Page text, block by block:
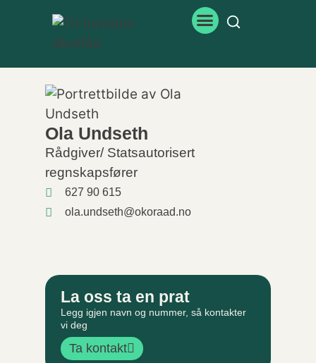
Ola Undseth
Rådgiver/ Statsautorisert
regnskapsfører
627 90 615
ola.undseth@okoraad.no
La oss ta en prat
Legg igjen navn og nummer, så kontakter
vi deg
Ta kontakt